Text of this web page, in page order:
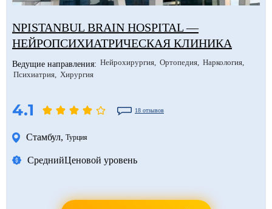
NPISTANBUL BRAIN HOSPITAL —
НЕЙРОПСИХИАТРИЧЕСКАЯ КЛИНИКА
Ведущие направления: Нейрохирургия Ортопедия Наркология
Психиатрия Хирургия
4.1 18 отзывов
Стамбул, Турция
СреднийЦеновой уровень